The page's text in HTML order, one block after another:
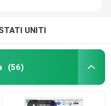
UNITI
(56)